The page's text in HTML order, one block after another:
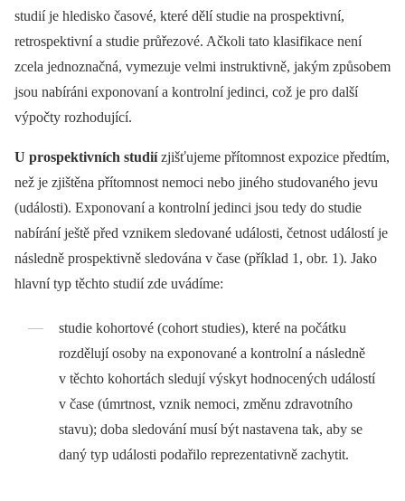
studií je hledisko časové, které dělí studie na prospektivní,
retrospektivní a studie průřezové. Ačkoli tato klasifikace není
zcela jednoznačná, vymezuje velmi instruktivně, jakým způsobem
jsou nabíráni exponovaní a kontrolní jedinci, což je pro další
výpočty rozhodující.
U prospektivních studiízjišťujeme přítomnost expozice předtím,
než je zjištěna přítomnost nemoci nebo jiného studovaného jevu
(události). Exponovaní a kon­trolní jedinci jsou tedy do studie
nabírání ještě před vznikem sledované události, četnost událostí je
následně prospektivně sledována v čase (příklad 1, obr. 1). Jako
hlavní typ těchto studií zde uvádíme:
studie kohortové (cohort studies), které na počátku
rozdělují osoby na exponované a kontrolní a následně
v těchto kohortách sledují výskyt hodnocených událostí
v čase (úmrtnost, vznik nemoci, změnu zdravotního
stavu); doba sledování musí být nastavena tak, aby se
daný typ události podařilo reprezentativně zachytit.